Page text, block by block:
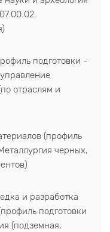
подготовки -
отраслям и
(профиль
черных,
и разработка
подготовки
(подземная,